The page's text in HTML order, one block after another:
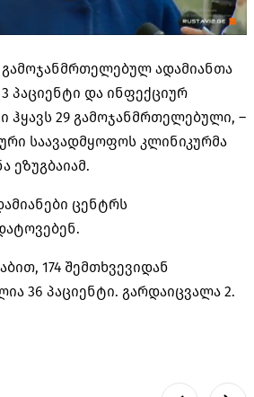
გამოჯანმრთელებულ ადამიანთა
3 პაციენტი და ინფექციურ
ჰყავს 29 გამოჯანმრთელებული, –
საავადმყოფოს კლინიკურმა
ეზუგბაიამ.
ცენტრს
174 შემთხვევიდან
36 პაციენტი. გარდაიცვალა 2.